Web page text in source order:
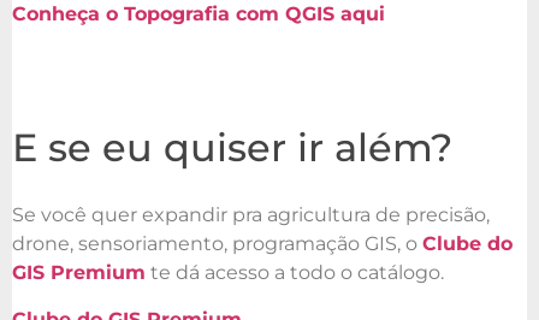
Conheça o Topografia com QGIS aqui
E se eu quiser ir além?
Se você quer expandir pra agricultura de precisão,
drone, sensoriamento, programação GIS, o Clube do
GIS Premium te dá acesso a todo o catálogo.